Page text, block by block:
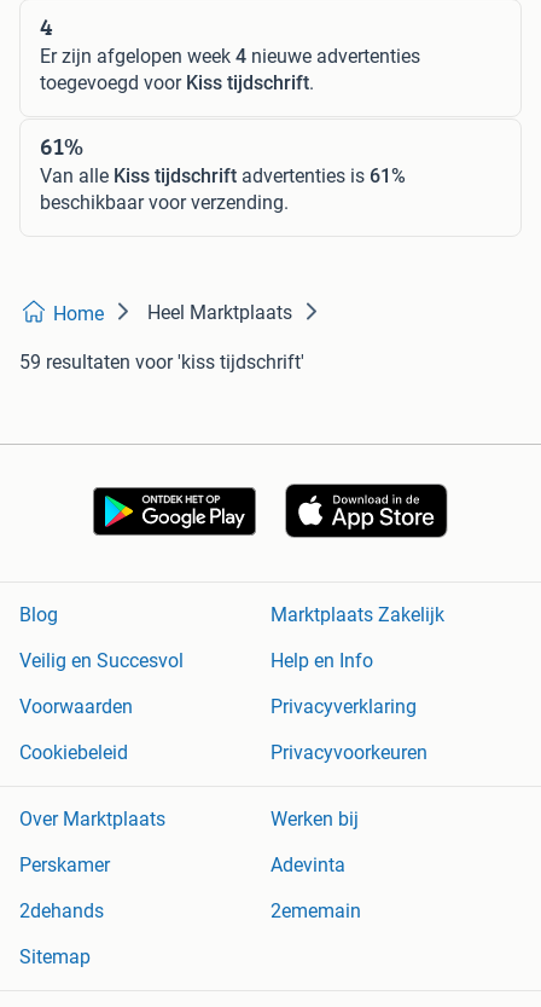
4
Er zijn afgelopen week 4 nieuwe advertenties
toegevoegd voor Kiss tijdschrift.
61%
Van alle Kiss tijdschrift advertenties is 61%
beschikbaar voor verzending.
Home Heel Marktplaats
59 resultaten voor 'kiss tijdschrift'
Blog
Marktplaats Zakelijk
Veilig en Succesvol
Help en Info
Voorwaarden
Privacyverklaring
Cookiebeleid
Privacyvoorkeuren
Over Marktplaats
Werken bij
Perskamer
Adevinta
2dehands
2ememain
Sitemap